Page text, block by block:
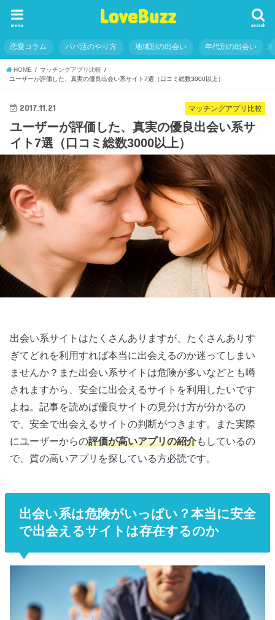
LoveBuzz search
menu
恋愛コラム パパ活のやり方 地域別の出会い 年代別の出会い
HOME
マッチングアプリ比較
ユーザーが評価した、真実の優良出会い系サイト7選（口コミ総数3000以上）
マッチングアプリ比較
2017.11.21
ユーザーが評価した、真実の優良出会い系サ
イト7選（口コミ総数3000以上）
出会い系サイトはたくさんありますが、たくさんありす
ぎてどれを利用すれば本当に出会えるのか迷ってしまい
ませんか？また出会い系サイトは危険が多いなどとも噂
されますから、安全に出会えるサイトを利用したいです
よね。記事を読めば優良サイトの見分け方が分かるの
で、安全で出会えるサイトの判断がつきます。また実際
にユーザーからの評価が高いアプリの紹介もしているの
で、質の高いアプリを探している方必読です。
出会い系は危険がいっぱい？本当に安全
で出会えるサイトは存在するのか